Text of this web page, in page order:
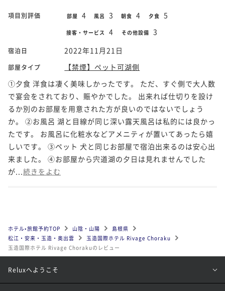
項目別評価 部屋 4 風呂 3 朝食 4 夕食 5
接客・サービス 4 その他設備 3
宿泊日 2022年11月21日
部屋タイプ
【禁煙】ペット可湖側
①夕食 洋食は凄く美味しかったです。 ただ、すぐ側で大人数
で宴会をされており、賑やかでした。 出来れば仕切りを設け
るか別のお部屋を用意された方が良いのではないでしょう
か。 ②お風呂 湖と目線が同じ深い露天風呂は私的には良かっ
たです。 お風呂に化粧水などアメニティが置いてあったら嬉
しいです。 ③ペット 犬と同じお部屋で宿泊出来るのは安心出
来ました。 ④お部屋から宍道湖の夕日は見れませんでした
が... 続きをよむ
ホテル•旅館予約TOP 山陰・山陽
島根県
松江・安来・玉造・奥出雲
玉造国際ホテル Rivage Choraku
玉造国際ホテル Rivage Chorakuのレビュー
Reluxへようこそ